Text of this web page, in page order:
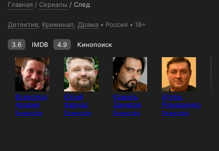
Главная / Сериалы / След
Детектив Криминал Драма Россия 18+
3.6 IMDB 4.9 Кинопоиск
Всеволод
Аравин
Режиссёр
Юрий
Харнас
Режиссёр
Камиль
Закиров
Режиссёр
Игорь
Ромащенко
Режиссёр